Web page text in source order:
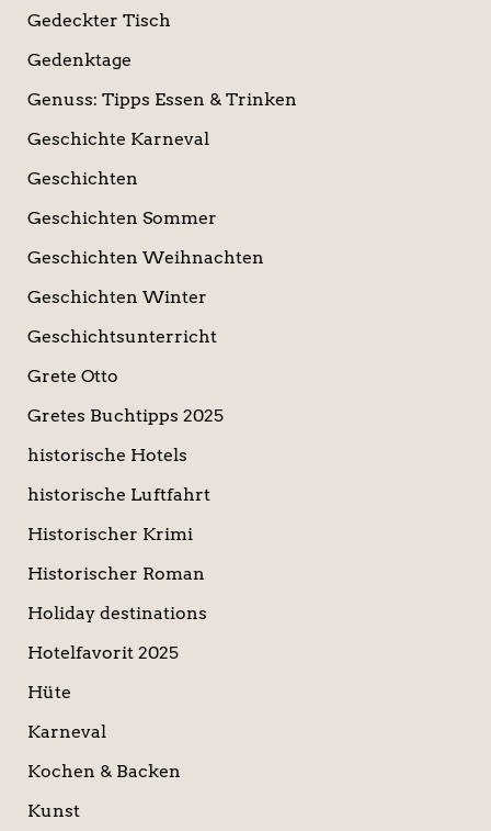
Gedeckter Tisch
Gedenktage
Genuss: Tipps Essen & Trinken
Geschichte Karneval
Geschichten
Geschichten Sommer
Geschichten Weihnachten
Geschichten Winter
Geschichtsunterricht
Grete Otto
Gretes Buchtipps 2025
historische Hotels
historische Luftfahrt
Historischer Krimi
Historischer Roman
Holiday destinations
Hotelfavorit 2025
Hüte
Karneval
Kochen & Backen
Kunst